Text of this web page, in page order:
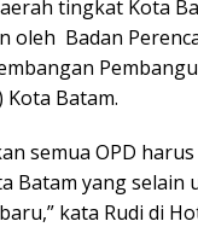
tingkat Kota
oleh Badan
Batam.
semua OPD
Batam yang selain
kata Rudi di